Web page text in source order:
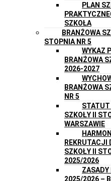
PLAN
SZKOŁA
BRANŻOWA
STOPNIA NR 5
WYKAZ
BRANŻOWA
2026-2027
BRANŻOWA
NR 5
STATUT
SZKOŁY II
WARSZAWIE
REKRUTACJI
SZKOŁY II
2025/2026
ZASADY
2025/2026 –